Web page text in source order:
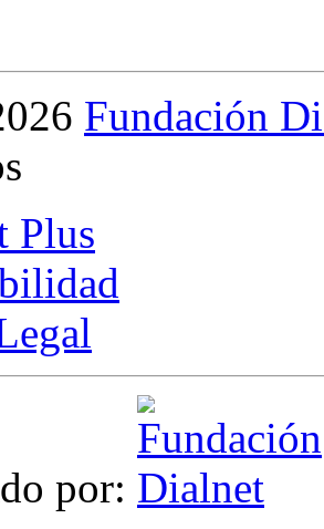
Fundación
Plus
por: